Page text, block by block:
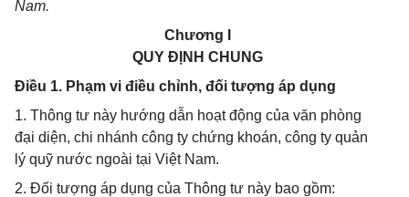
Nam.
Chương I
QUY ĐỊNH CHUNG
Điều 1. Phạm vi điều chỉnh, đối tượng áp dụng
1. Thông tư này hướng dẫn hoạt động của văn phòng
đại diện, chi nhánh công ty chứng khoán, công ty quản
lý quỹ nước ngoài tại Việt Nam.
2. Đối tượng áp dụng của Thông tư này bao gồm: